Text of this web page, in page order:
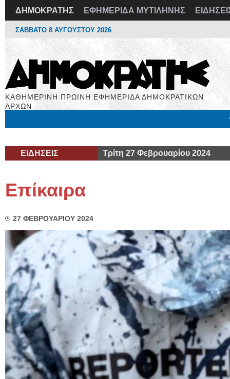
ΔΗΜΟΚΡΑΤΗΣ ΕΦΗΜΕΡΙΔΑ ΜΥΤΙΛΗΝΗΣ
ΣΑΒΒΑΤΟ 8 ΑΥΓΟΥΣΤΟΥ 2026
ΚΑΘΗΜΕΡΙΝΗ ΠΡΩΙΝΗ ΕΦΗΜΕΡΙΔΑ ΔΗΜΟΚΡΑΤΙΚΩΝ
ΑΡΧΩΝ
ΕΙΔΗΣΕΙΣ Τρίτη 27 Φεβρουαρίου 2024
Επίκαιρα
27 ΦΕΒΡΟΥΑΡΙΟΥ 2024